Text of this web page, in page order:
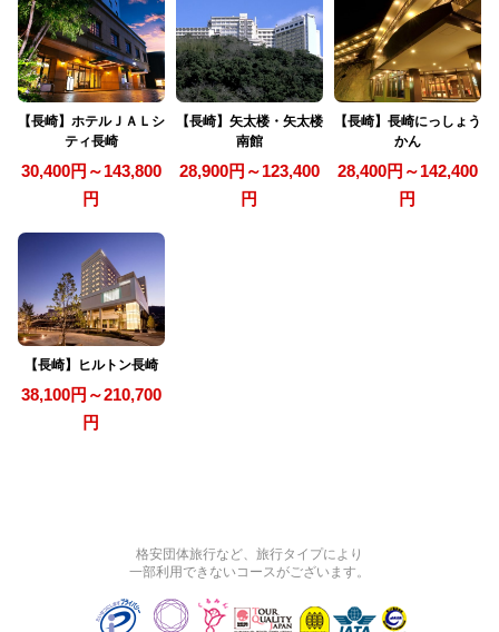
【長崎】ホテルＪＡＬシ
ティ長崎
30,400円～143,800
円
【長崎】矢太楼・矢太楼
南館
28,900円～123,400
円
【長崎】長崎にっしょう
かん
28,400円～142,400
円
【長崎】ヒルトン長崎
38,100円～210,700
円
格安団体旅行など、旅行タイプにより
一部利用できないコースがございます。